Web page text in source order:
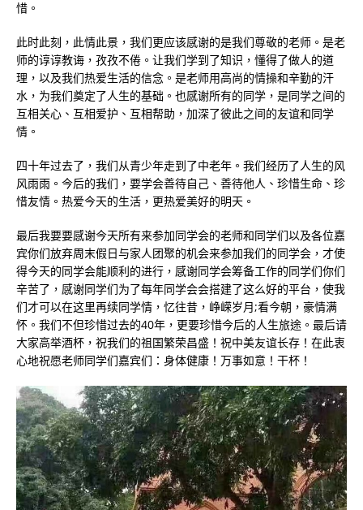
惜。
此时此刻，此情此景，我们更应该感谢的是我们尊敬的老师。是老
师的谆谆教诲，孜孜不倦。让我们学到了知识，懂得了做人的道
理，以及我们热爱生活的信念。是老师用高尚的情操和辛勤的汗
水，为我们奠定了人生的基础。也感谢所有的同学，是同学之间的
互相关心、互相爱护、互相帮助，加深了彼此之间的友谊和同学
情。
四十年过去了，我们从青少年走到了中老年。我们经历了人生的风
风雨雨。今后的我们，要学会善待自己、善待他人、珍惜生命、珍
惜友情。热爱今天的生活，更热爱美好的明天。
最后我要要感谢今天所有来参加同学会的老师和同学们以及各位嘉
宾你们放弃周末假日与家人团聚的机会来参加我们的同学会，才使
得今天的同学会能顺利的进行，感谢同学会筹备工作的同学们你们
辛苦了，感谢同学们为了每年同学会会搭建了这么好的平台，使我
们才可以在这里再续同学情，忆往昔，峥嵘岁月;看今朝，豪情满
怀。我们不但珍惜过去的40年，更要珍惜今后的人生旅途。最后请
大家高举酒杯，祝我们的祖国繁荣昌盛！祝中美友谊长存！在此衷
心地祝愿老师同学们嘉宾们：身体健康！万事如意！干杯！